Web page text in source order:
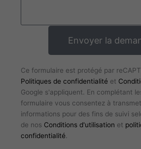
Envoyer la
Ce formulaire est protégé par
Politiques de confidentialité et
Google s'appliquent. En complétant
formulaire vous consentez à
informations pour des fins de suivi
de nos Conditions d'utilisation et
confidentialité.